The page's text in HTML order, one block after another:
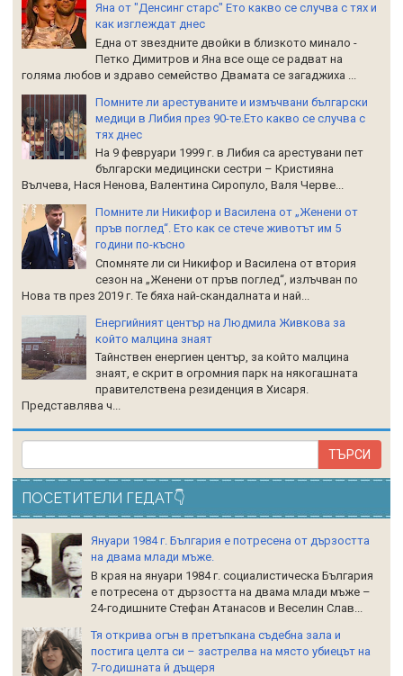
Яна от "Денсинг старс" Ето какво се случва с тях и
как изглеждат днес
Една от звездните двойки в близкото минало -
Петко Димитров и Яна все още се радват на
голяма любов и здраво семейство Двамата се загаджиха ...
Помните ли арестуваните и измъчвани български
медици в Либия през 90-те.Ето какво се случва с
тях днес
На 9 февруари 1999 г. в Либия са арестувани пет
български медицински сестри – Кристияна
Вълчева, Нася Ненова, Валентина Сиропуло, Валя Черве...
Помните ли Никифор и Василена от „Женени от
пръв поглед“. Ето как се стече животът им 5
години по-късно
Спомняте ли си Никифор и Василена от втория
сезон на „Женени от пръв поглед“, излъчван по
Нова тв през 2019 г. Те бяха най-скандалната и най...
Енергийният център на Людмила Живкова за
който малцина знаят
Тайнствен енергиен център, за който малцина
знаят, е скрит в огромния парк на някогашната
правителствена резиденция в Хисаря.
Представлява ч...
ПОСЕТИТЕЛИ ГЕДАТ👇
Януари 1984 г. България е потресена от дързостта
на двама млади мъже.
В края на януари 1984 г. социалистическа България
е потресена от дързостта на двама млади мъже –
24-годишните Стефан Атанасов и Веселин Слав...
Тя открива огън в претъпкана съдебна зала и
постига целта си – застрелва на място убиецът на
7-годишната й дъщеря